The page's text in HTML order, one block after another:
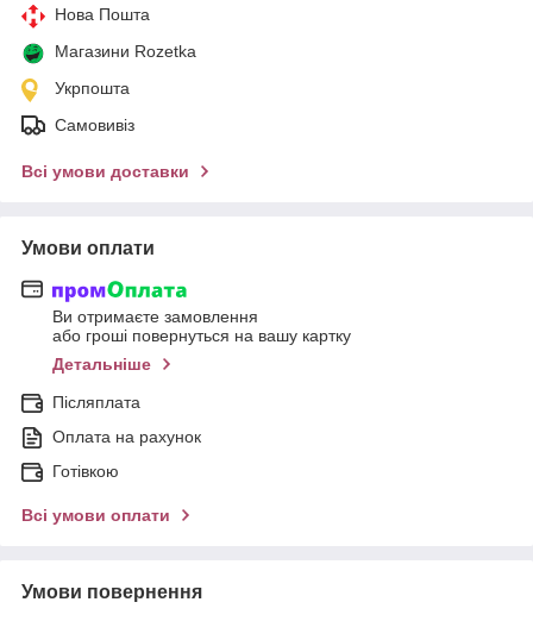
Нова Пошта
Магазини Rozetka
Укрпошта
Самовивіз
Всі умови доставки
Умови оплати
Ви отримаєте замовлення
або гроші повернуться на вашу картку
Детальніше
Післяплата
Оплата на рахунок
Готівкою
Всі умови оплати
Умови повернення